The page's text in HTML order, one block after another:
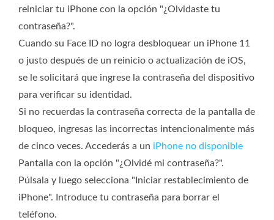
reiniciar tu iPhone con la opción "¿Olvidaste tu
contraseña?".
Cuando su Face ID no logra desbloquear un iPhone 11
o justo después de un reinicio o actualización de iOS,
se le solicitará que ingrese la contraseña del dispositivo
para verificar su identidad.
Si no recuerdas la contraseña correcta de la pantalla de
bloqueo, ingresas las incorrectas intencionalmente más
de cinco veces. Accederás a un iPhone no disponible
Pantalla con la opción "¿Olvidé mi contraseña?".
Púlsala y luego selecciona "Iniciar restablecimiento de
iPhone". Introduce tu contraseña para borrar el
teléfono.